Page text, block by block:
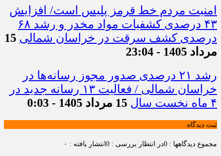
امنیت مردم خط قرمز پلیس است/ افزایش
۴۳ درصدی کشفیات مواد مخدر و رشد ۶۸
درصدی کشف سرقت در خراسان شمالی 15
مرداد 1405 - 23:04
رشد ۲۱ درصدی صدور مجوز رسانه‌ها در
خراسان شمالی / فعالیت ۱۳ رسانه جدید در
۴ ماه نخست سال
15 مرداد 1405 - 0:03
ثبت دیدگاه
مجموع دیدگاهها : 0 در انتظار بررسی : 0 انتشار یافته : ۰